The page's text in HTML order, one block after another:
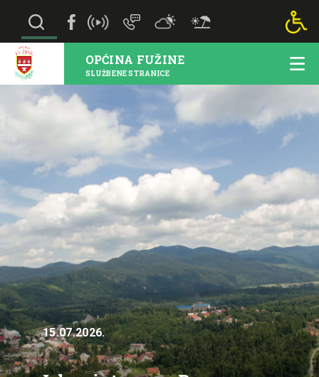
OPĆINA FUŽINE
SLUŽBENE STRANICE
15.07.2026.